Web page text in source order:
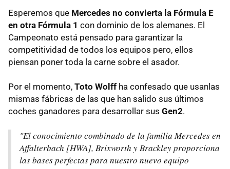
Esperemos que Mercedes no convierta la Fórmula E
en otra Fórmula 1 con dominio de los alemanes. El
Campeonato está pensado para garantizar la
competitividad de todos los equipos pero, ellos
piensan poner toda la carne sobre el asador.
Por el momento, Toto Wolff ha confesado que usanlas
mismas fábricas de las que han salido sus últimos
coches ganadores para desarrollar sus Gen2.
"El conocimiento combinado de la familia Mercedes en
Affalterbach [HWA], Brixworth y Brackley proporciona
las bases perfectas para nuestro nuevo equipo